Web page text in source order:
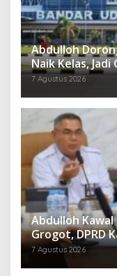
Abdulloh
Naik Kelas,
Kaltim
7 Agustus 2026
Abdulloh
Grogot, DPRD
Proyek
7 Agustus 2026